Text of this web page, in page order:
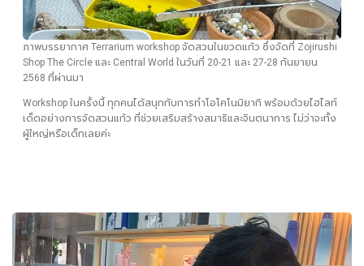
ภาพบรรยากาศ Terrarium workshop จัดสวนในขวดแก้ว ซึ่งจัดที่ Zojirushi
Shop The Circle และ Central World ในวันที่ 20-21 และ 27-28 กันยายน
2568 ที่ผ่านมา
Workshop ในครั้งนี้ ทุกคนได้สนุกกับการทำโอโคโนมิยากิ พร้อมด้วยไฮไลท์
เด็ดอย่างการจัดสวนแก้ว ที่ช่วยเสริมสร้างสมาธิและจินตนาการ ไม่ว่าจะทั้ง
ผู้ใหญ่หรือเด็กเลยค่ะ